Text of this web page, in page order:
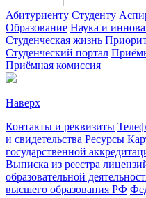
Абитуриенту Студенту
Образование Наука и
Студенческая жизнь
Студенческий портал
Приёмная комиссия
Наверх
Контакты и реквизиты
и свидетельства Ресурсы
государственной
Выписка из реестра
образовательной
высшего образования РФ